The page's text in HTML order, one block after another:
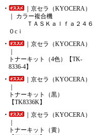
｜京セラ（KYOCERA）
｜ カラー複合機
ＴＡＳＫａｌｆａ２４６
０cｉ
｜京セラ（KYOCERA）
トナーキット（4色）【TK-
8336-4】
｜京セラ（KYOCERA）
トナーキット（黒）
【TK8336K】
｜京セラ（KYOCERA）
トナーキット（黄）